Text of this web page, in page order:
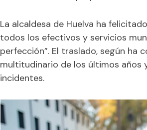
La alcaldesa de Huelva ha
todos los efectivos y servicios
perfección”. El traslado, según ha
multitudinario de los últimos años
incidentes.